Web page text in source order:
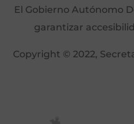
El Gobierno Autónomo
garantizar
Copyright © 2022,